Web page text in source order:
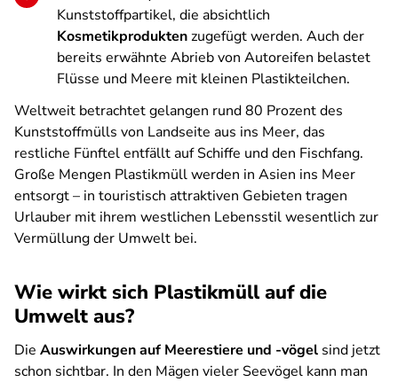
Kunststoffpartikel, die absichtlich
Kosmetikproduktenzugefügt werden. Auch der
bereits erwähnte Abrieb von Autoreifen belastet
Flüsse und Meere mit kleinen Plastikteilchen.
Weltweit betrachtet gelangen rund 80 Prozent des
Kunststoffmülls von Landseite aus ins Meer, das
restliche Fünftel entfällt auf Schiffe und den Fischfang.
Große Mengen Plastikmüll werden in Asien ins Meer
entsorgt – in touristisch attraktiven Gebieten tragen
Urlauber mit ihrem westlichen Lebensstil wesentlich zur
Vermüllung der Umwelt bei.
Wie wirkt sich Plastikmüll auf die
Umwelt aus?
Die Auswirkungen auf Meerestiere und -vögel sind jetzt
schon sichtbar. In den Mägen vieler Seevögel kann man